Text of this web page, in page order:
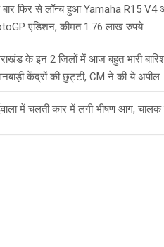
फिर से लॉन्च हुआ Yamaha R15 V4
एडिशन, कीमत 1.76 लाख रुपये
के इन 2 जिलों में आज बहुत भारी
केंद्रों की छुट्टी, CM ने की ये अपील
में चलती कार में लगी भीषण आग,